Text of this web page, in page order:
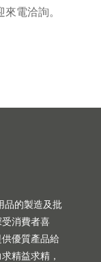
電洽詢。
品的製造及批
消費者喜
優質產品給
精益求精，